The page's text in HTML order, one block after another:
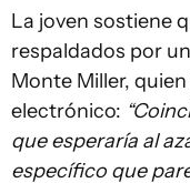
La joven sostiene
respaldados por
Monte Miller,
electrónico:
que esperaría al
específico que